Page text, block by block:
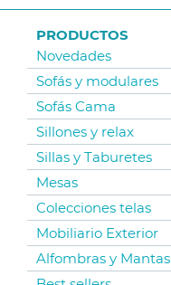
PRODUCTOS
Novedades
Sofás y modulares
Sofás Cama
Sillones y relax
Sillas y Taburetes
Mesas
Colecciones telas
Mobiliario Exterior
Alfombras y Mantas